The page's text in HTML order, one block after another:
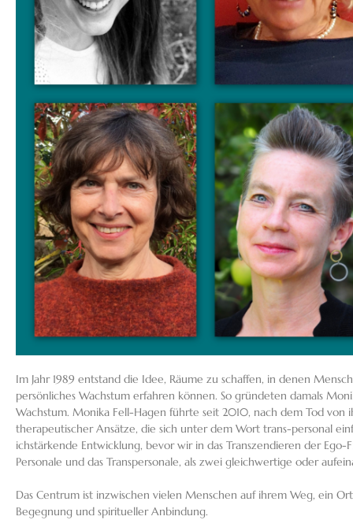
Im Jahr 1989 entstand die Idee, Räume zu schaffen, in denen
persönliches Wachstum erfahren können. So gründeten damals
Wachstum. Monika Fell-Hagen führte seit 2010, nach dem Tod
therapeutischer Ansätze, die sich unter dem Wort trans-personal
ichstärkende Entwicklung, bevor wir in das Transzendieren der
Personale und das Transpersonale, als zwei gleichwertige oder
Das Centrum ist inzwischen vielen Menschen auf ihrem Weg, ein
Begegnung und spiritueller Anbindung.